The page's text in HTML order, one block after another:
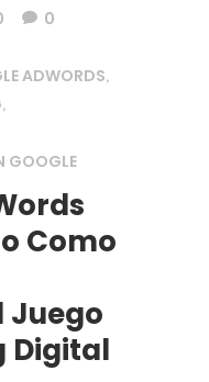
0
ADWORDS,
,
GOOGLE
Como
Juego
Digital